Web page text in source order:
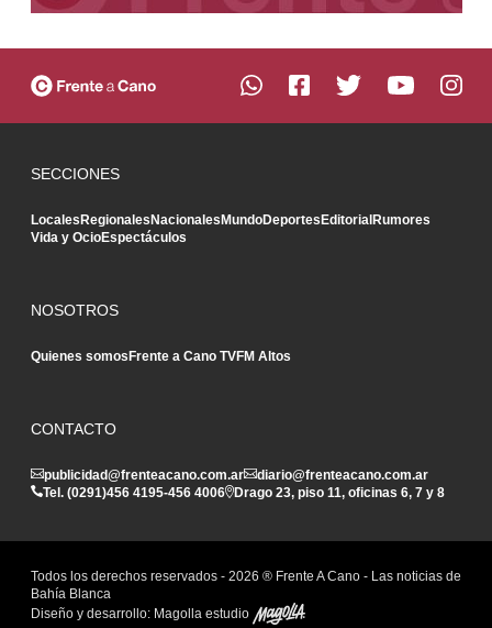
SECCIONES
LocalesRegionalesNacionalesMundoDeportesEditorialRumores
Vida y OcioEspectáculos
NOSOTROS
Quienes somosFrente a Cano TVFM Altos
CONTACTO
publicidad@frenteacano.com.ar
diario@frenteacano.com.ar
Tel. (0291)456 4195-456 4006 Drago 23, piso 11, oficinas 6, 7 y 8
Todos los derechos reservados - 2026 ® Frente A Cano - Las noticias de
Bahía Blanca
Diseño y desarrollo: Magolla estudio